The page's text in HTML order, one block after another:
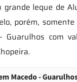
leque de
porém,
com
Macedo -